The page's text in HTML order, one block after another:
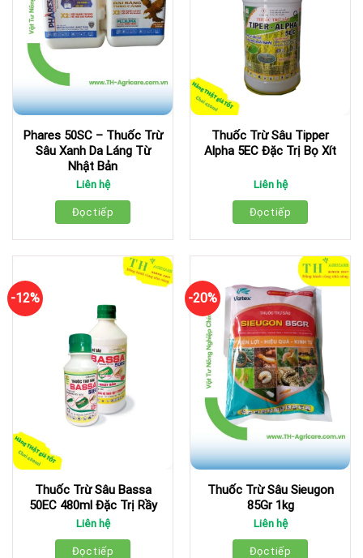
Phares 50SC – Thuốc Trừ
Sâu Xanh Da Láng Từ
Nhật Bản
Liên hệ
Đọc tiếp
Thuốc Trừ Sâu Tipper
Alpha 5EC Đặc Trị Bọ Xít
Liên hệ
Đọc tiếp
-12%
Thuốc Trừ Sâu Bassa
50EC 480ml Đặc Trị Rầy
Liên hệ
Đọc tiếp
-20%
Thuốc Trừ Sâu Sieugon
85Gr 1kg
Liên hệ
Đọc tiếp